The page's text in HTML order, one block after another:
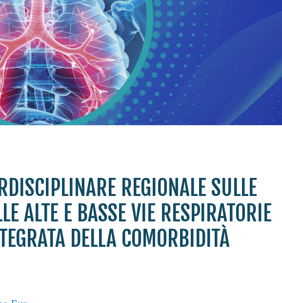
REGIONALE SULLE
ALTE E BASSE VIE RESPIRATORIE
DELLA COMORBIDITÀ